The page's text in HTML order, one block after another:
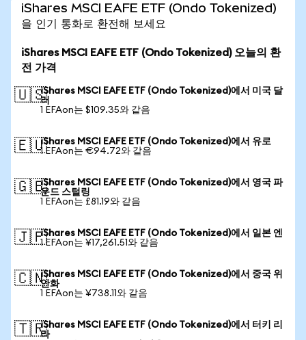
iShares MSCI EAFE ETF (Ondo Tokenized)
을 인기 통화로 환전해 보세요
iShares MSCI EAFE ETF (Ondo Tokenized) 오늘의 환
전 가격
🇺🇸iShares MSCI EAFE ETF (Ondo Tokenized)에서 미국 달
러
1 EFAon는 $109.35와 같음
🇪🇺iShares MSCI EAFE ETF (Ondo Tokenized)에서 유로
1 EFAon는 €94.72와 같음
🇬🇧iShares MSCI EAFE ETF (Ondo Tokenized)에서 영국 파
운드 스털링
1 EFAon는 £81.19와 같음
🇯🇵iShares MSCI EAFE ETF (Ondo Tokenized)에서 일본 엔
1 EFAon는 ¥17,261.51와 같음
🇨🇳iShares MSCI EAFE ETF (Ondo Tokenized)에서 중국 위
안화
1 EFAon는 ¥738.11와 같음
🇹🇷iShares MSCI EAFE ETF (Ondo Tokenized)에서 터키 리
라